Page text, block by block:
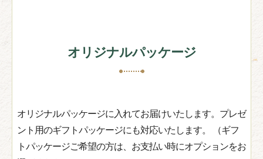
オリジナルパッケージ
オリジナルパッケージに入れてお届けいたします。プレゼ
ント用のギフトパッケージにも対応いたします。 （ギフ
トパッケージご希望の方は、お支払い時にオプションをお